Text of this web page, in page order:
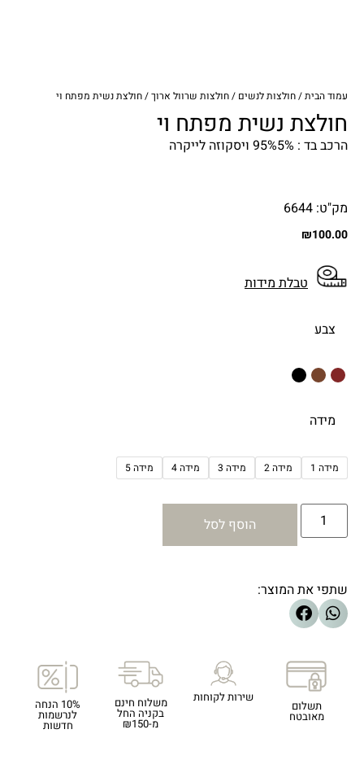
עמוד הבית/חולצות לנשים /חולצות שרוול ארוך/ חולצת נשית מפתח וי
חולצת נשית מפתח וי
הרכב בד : 95%5% ויסקוזה לייקרה
מק"ט: 6644
₪100.00
טבלת מידות
צבע
מידה
מידה 1 מידה 2 מידה 3 מידה 4 מידה 5
הוסף לסל
שתפי את המוצר:
תשלום
מאובטח
שירות לקוחות משלוח חינם
בקניה החל
מ-₪150
10% הנחה
לנרשמות
חדשות